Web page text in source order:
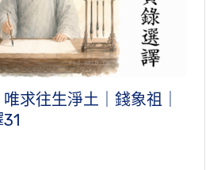
求往生淨土｜錢象祖｜